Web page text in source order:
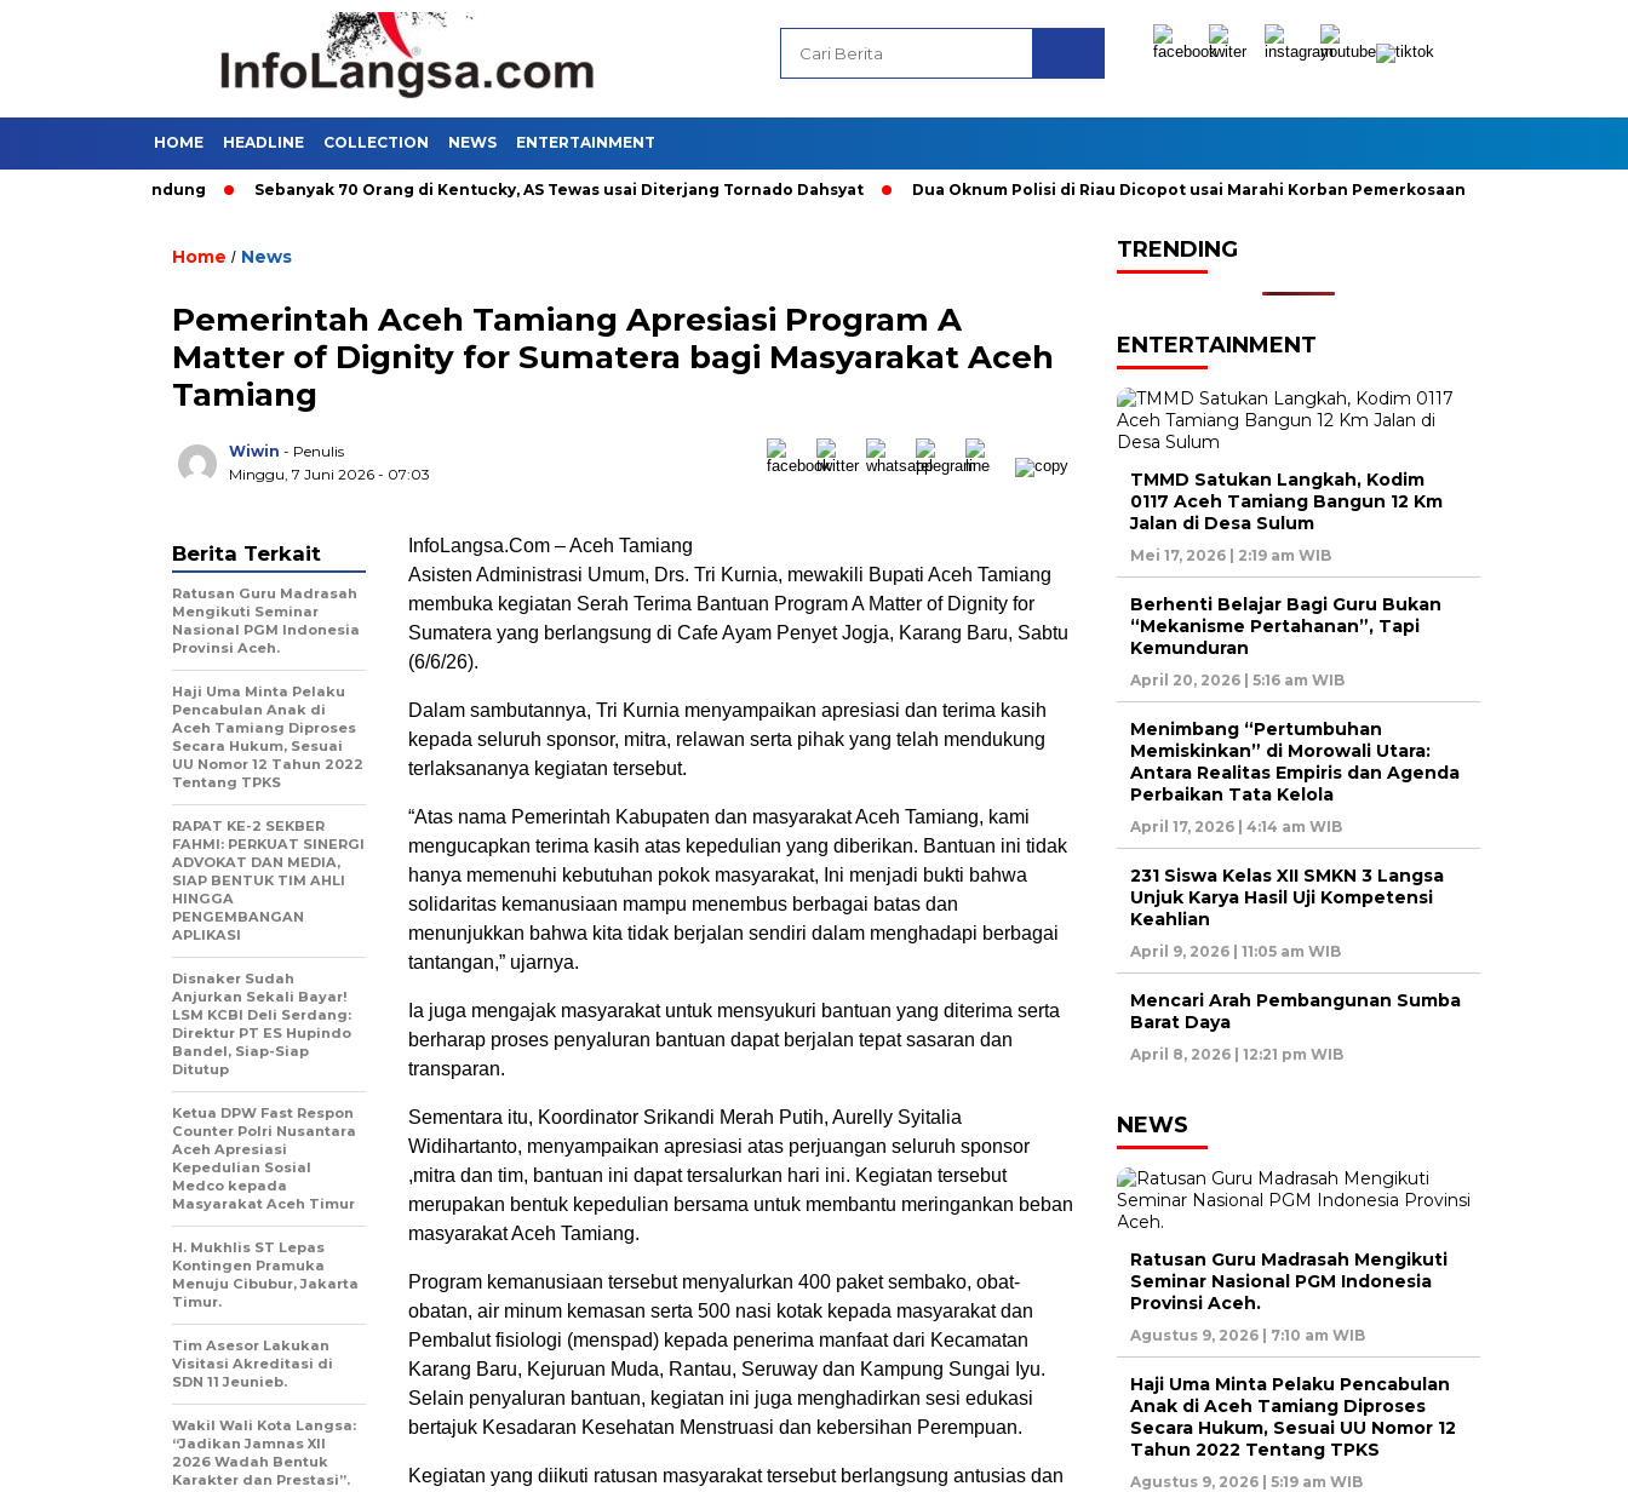
HOME HEADLINE COLLECTION NEWS ENTERTAINMENT
Umum di Bandung Sebanyak 70 Orang di Kentucky, AS Tewas usai Diterjang Tornado Dahsyat Dua Oknum Polisi di Riau Dicopot usai Marahi Korban Pemerkosaan
Home / News
Pemerintah Aceh Tamiang Apresiasi Program A
Matter of Dignity for Sumatera bagi Masyarakat Aceh
Tamiang
Wiwin - Penulis
Minggu, 7 Juni 2026 - 07:03
InfoLangsa.Com – Aceh Tamiang
Asisten Administrasi Umum, Drs. Tri Kurnia, mewakili Bupati Aceh Tamiang
membuka kegiatan Serah Terima Bantuan Program A Matter of Dignity for
Sumatera yang berlangsung di Cafe Ayam Penyet Jogja, Karang Baru, Sabtu
(6/6/26).
Dalam sambutannya, Tri Kurnia menyampaikan apresiasi dan terima kasih
kepada seluruh sponsor, mitra, relawan serta pihak yang telah mendukung
terlaksananya kegiatan tersebut.
“Atas nama Pemerintah Kabupaten dan masyarakat Aceh Tamiang, kami
mengucapkan terima kasih atas kepedulian yang diberikan. Bantuan ini tidak
hanya memenuhi kebutuhan pokok masyarakat, Ini menjadi bukti bahwa
solidaritas kemanusiaan mampu menembus berbagai batas dan
menunjukkan bahwa kita tidak berjalan sendiri dalam menghadapi berbagai
tantangan,” ujarnya.
Ia juga mengajak masyarakat untuk mensyukuri bantuan yang diterima serta
berharap proses penyaluran bantuan dapat berjalan tepat sasaran dan
transparan.
Sementara itu, Koordinator Srikandi Merah Putih, Aurelly Syitalia
Widihartanto, menyampaikan apresiasi atas perjuangan seluruh sponsor
,mitra dan tim, bantuan ini dapat tersalurkan hari ini. Kegiatan tersebut
merupakan bentuk kepedulian bersama untuk membantu meringankan beban
masyarakat Aceh Tamiang.
Program kemanusiaan tersebut menyalurkan 400 paket sembako, obat-
obatan, air minum kemasan serta 500 nasi kotak kepada masyarakat dan
Pembalut fisiologi (menspad) kepada penerima manfaat dari Kecamatan
Karang Baru, Kejuruan Muda, Rantau, Seruway dan Kampung Sungai Iyu.
Selain penyaluran bantuan, kegiatan ini juga menghadirkan sesi edukasi
bertajuk Kesadaran Kesehatan Menstruasi dan kebersihan Perempuan.
Kegiatan yang diikuti ratusan masyarakat tersebut berlangsung antusias dan
Berita Terkait
Ratusan Guru Madrasah
Mengikuti Seminar
Nasional PGM Indonesia
Provinsi Aceh.
Haji Uma Minta Pelaku
Pencabulan Anak di
Aceh Tamiang Diproses
Secara Hukum, Sesuai
UU Nomor 12 Tahun 2022
Tentang TPKS
RAPAT KE-2 SEKBER
FAHMI: PERKUAT SINERGI
ADVOKAT DAN MEDIA,
SIAP BENTUK TIM AHLI
HINGGA
PENGEMBANGAN
APLIKASI
Disnaker Sudah
Anjurkan Sekali Bayar!
LSM KCBI Deli Serdang:
Direktur PT ES Hupindo
Bandel, Siap-Siap
Ditutup
Ketua DPW Fast Respon
Counter Polri Nusantara
Aceh Apresiasi
Kepedulian Sosial
Medco kepada
Masyarakat Aceh Timur
H. Mukhlis ST Lepas
Kontingen Pramuka
Menuju Cibubur, Jakarta
Timur.
Tim Asesor Lakukan
Visitasi Akreditasi di
SDN 11 Jeunieb.
Wakil Wali Kota Langsa:
“Jadikan Jamnas XII
2026 Wadah Bentuk
Karakter dan Prestasi”.
TRENDING
ENTERTAINMENT
TMMD Satukan Langkah, Kodim
0117 Aceh Tamiang Bangun 12 Km
Jalan di Desa Sulum
Mei 17, 2026 | 2:19 am WIB
Berhenti Belajar Bagi Guru Bukan
“Mekanisme Pertahanan”, Tapi
Kemunduran
April 20, 2026 | 5:16 am WIB
Menimbang “Pertumbuhan
Memiskinkan” di Morowali Utara:
Antara Realitas Empiris dan Agenda
Perbaikan Tata Kelola
April 17, 2026 | 4:14 am WIB
231 Siswa Kelas XII SMKN 3 Langsa
Unjuk Karya Hasil Uji Kompetensi
Keahlian
April 9, 2026 | 11:05 am WIB
Mencari Arah Pembangunan Sumba
Barat Daya
April 8, 2026 | 12:21 pm WIB
NEWS
Ratusan Guru Madrasah Mengikuti
Seminar Nasional PGM Indonesia
Provinsi Aceh.
Agustus 9, 2026 | 7:10 am WIB
Haji Uma Minta Pelaku Pencabulan
Anak di Aceh Tamiang Diproses
Secara Hukum, Sesuai UU Nomor 12
Tahun 2022 Tentang TPKS
Agustus 9, 2026 | 5:19 am WIB